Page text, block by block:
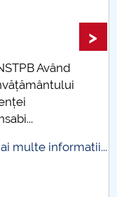
Pitești
2020-
Având
multe informatii...
>